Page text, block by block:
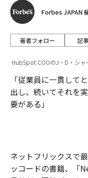
Forbes JAPAN
著者フォロー 記
HubSpot COOのJ・D・シャ
「従業員に一貫して
出し、続いてそれを
要がある」
ネットフリックスで
ッコードの書籍、「